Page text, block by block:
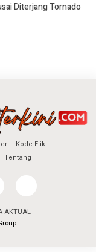
Diterjang Tornado
Kode Etik
Tentang
AKTUAL